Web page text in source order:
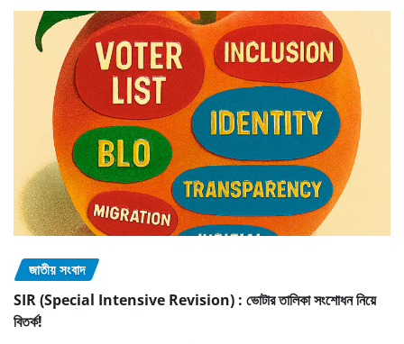
জাতীয় সংবাদ
SIR (Special Intensive Revision) : ভোটার তালিকা সংশোধন নিয়ে
বিতর্ক!